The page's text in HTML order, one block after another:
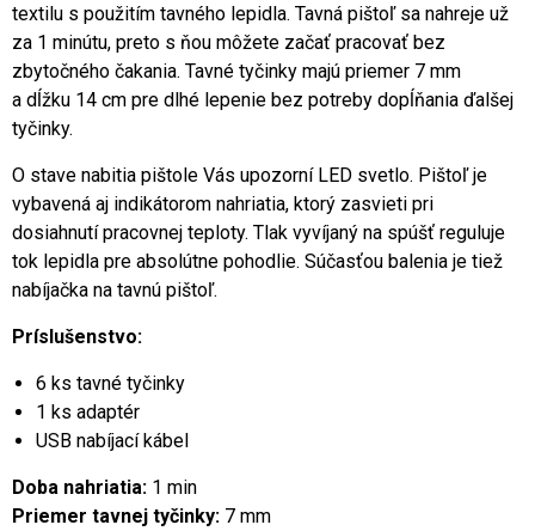
textilu s použitím tavného lepidla. Tavná pištoľ sa nahreje už
za 1 minútu, preto s ňou môžete začať pracovať bez
zbytočného čakania. Tavné tyčinky majú priemer 7 mm
a dĺžku 14 cm pre dlhé lepenie bez potreby dopĺňania ďalšej
tyčinky.
O stave nabitia pištole Vás upozorní LED svetlo. Pištoľ je
vybavená aj indikátorom nahriatia, ktorý zasvieti pri
dosiahnutí pracovnej teploty. Tlak vyvíjaný na spúšť reguluje
tok lepidla pre absolútne pohodlie. Súčasťou balenia je tiež
nabíjačka na tavnú pištoľ.
Príslušenstvo:
6 ks tavné tyčinky
1 ks adaptér
USB nabíjací kábel
Doba nahriatia: 1 min
Priemer tavnej tyčinky: 7 mm